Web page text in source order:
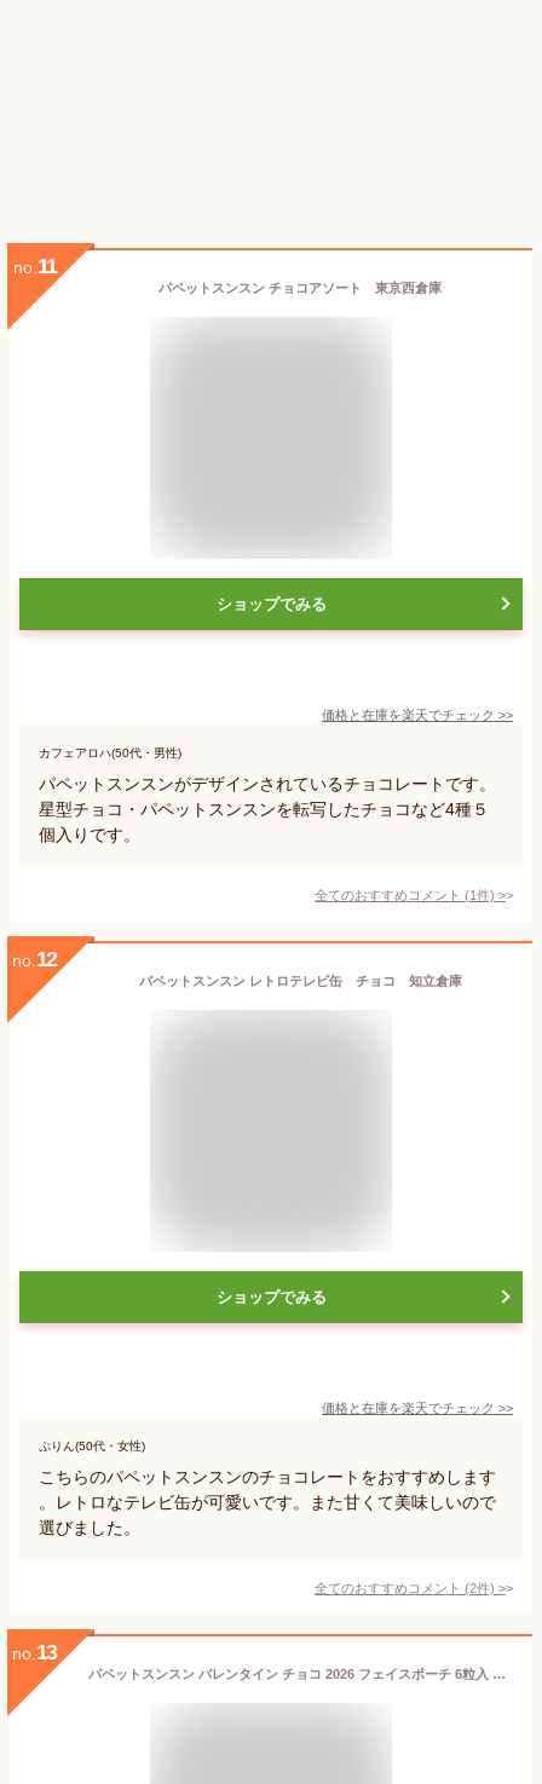
no. 11
パペットスンスン チョコアソート 東京西倉庫
ショップでみる
価格と在庫を楽天でチェック >>
カフェアロハ(50代・男性)
パペットスンスンがデザインされているチョコレートです。
星型チョコ・パペットスンスンを転写したチョコなど4種５
個入りです。
全てのおすすめコメント (1件) >
no. 12
パペットスンスン レトロテレビ缶 チョコ 知立倉庫
ショップでみる
価格と在庫を楽天でチェック >>
ぷりん(50代・女性)
こちらのパペットスンスンのチョコレートをおすすめします
。レトロなテレビ缶が可愛いです。また甘くて美味しいので
選びました。
全てのおすすめコメント (2件) >
no. 13
パペットスンスン バレンタイン チョコ 2026 フェイスポーチ 6粒入 キャラクター チョコレート ギフト お菓子 スンスン グッズ 小物入れ インテリア かわいい 映え SNS話題 人気キャラ